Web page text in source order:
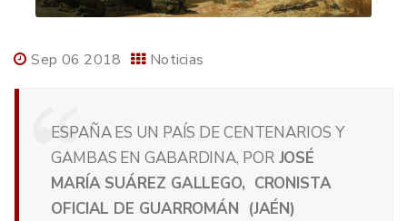
Sep 06 2018 Noticias
ESPAÑA ES UN PAÍS DE CENTENARIOS Y
GAMBAS EN GABARDINA, PORJOSÉ
MARÍA SUÁREZ GALLEGO, CRONISTA
OFICIAL DE GUARROMÁN (JAÉN)